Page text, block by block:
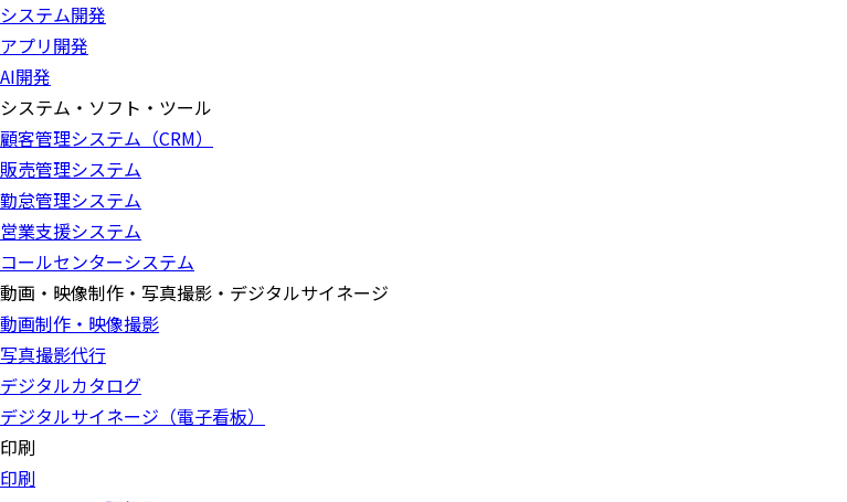
システム開発
アプリ開発
AI開発
システム・ソフト・ツール
顧客管理システム（CRM）
販売管理システム
勤怠管理システム
営業支援システム
コールセンターシステム
動画・映像制作・写真撮影・デジタルサイネージ
動画制作・映像撮影
写真撮影代行
デジタルカタログ
デジタルサイネージ（電子看板）
印刷
印刷